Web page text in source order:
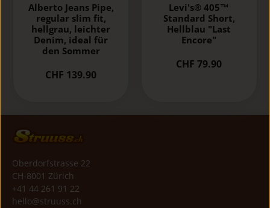
Alberto Jeans Pipe,
regular slim fit,
hellgrau, leichter
Denim, ideal für
den Sommer
CHF 139.90
Levi's® 405™
Standard Short,
Hellblau "Last
Encore"
CHF 79.90
Oberdorfstrasse 22
CH-8001 Zürich
+41 44 261 91 22
hello@struuss.ch